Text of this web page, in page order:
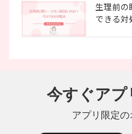
生理前の
できる対
今すぐアプ
アプリ限定の